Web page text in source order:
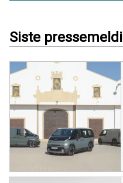
Siste